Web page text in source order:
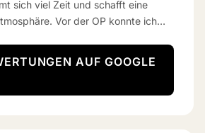
sich viel Zeit und schafft eine
Vor der OP konnte ich
gut Luft.
AUF GOOGLE